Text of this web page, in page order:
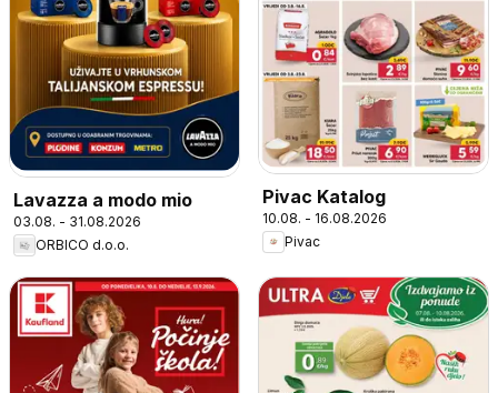
Lavazza a modo mio
03.08. - 31.08.2026
ORBICO d.o.o.
Pivac Katalog
10.08. - 16.08.2026
Pivac